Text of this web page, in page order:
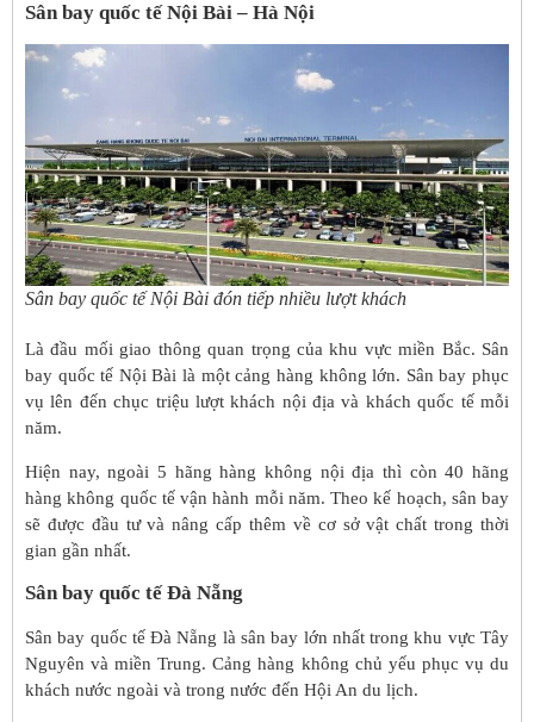
Sân bay quốc tế Nội Bài – Hà Nội
Sân bay quốc tế Nội Bài đón tiếp nhiều lượt khách
Là đầu mối giao thông quan trọng của khu vực miền Bắc. Sân
bay quốc tế Nội Bài là một cảng hàng không lớn. Sân bay phục
vụ lên đến chục triệu lượt khách nội địa và khách quốc tế mỗi
năm.
Hiện nay, ngoài 5 hãng hàng không nội địa thì còn 40 hãng
hàng không quốc tế vận hành mỗi năm. Theo kế hoạch, sân bay
sẽ được đầu tư và nâng cấp thêm về cơ sở vật chất trong thời
gian gần nhất.
Sân bay quốc tế Đà Nẵng
Sân bay quốc tế Đà Nẵng là sân bay lớn nhất trong khu vực Tây
Nguyên và miền Trung. Cảng hàng không chủ yếu phục vụ du
khách nước ngoài và trong nước đến Hội An du lịch.